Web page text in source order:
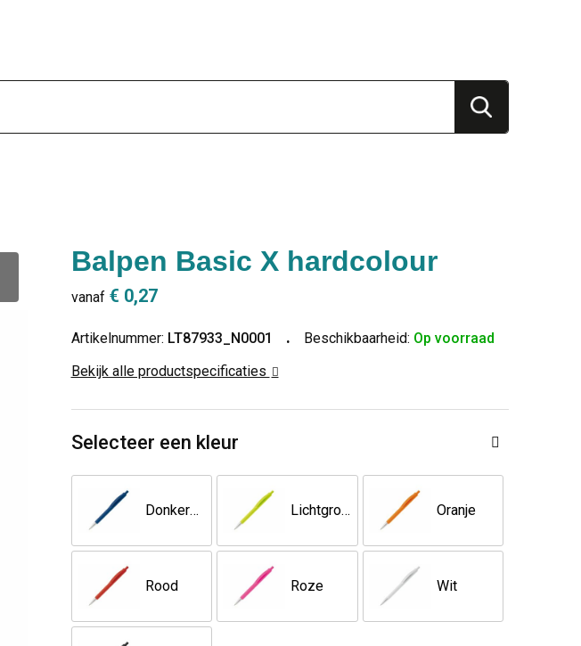
Balpen Basic X hardcolour
vanaf € 0,27
Artikelnummer: LT87933_N0001 Beschikbaarheid: Op voorraad
Bekijk alle productspecificaties
Selecteer een kleur
Donkerblauw Lichtgroen Oranje
Rood Roze Wit